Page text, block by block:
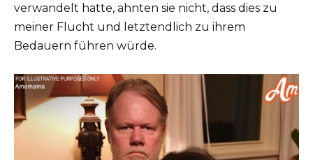
verwandelt hatte, ahnten sie nicht, dass dies zu
meiner Flucht und letztendlich zu ihrem
Bedauern führen würde.